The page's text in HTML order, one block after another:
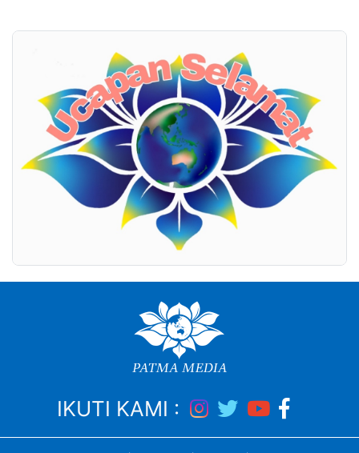
IKUTI KAMI :